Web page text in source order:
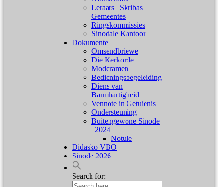
Leraars | Skribas |
Gemeentes
Ringskommissies
Sinodale Kantoor
Dokumente
Omsendbriewe
Die Kerkorde
Moderamen
Bedieningsbegeleiding
Diens van
Barmhartigheid
Vennote in Getuienis
Ondersteuning
Buitengewone Sinode
| 2024
Notule
Didasko VBO
Sinode 2026
Search for: